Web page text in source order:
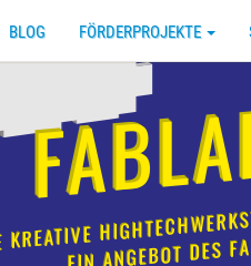
BLOG FÖRDERPROJEKTE
EIN ANGEBOT DES